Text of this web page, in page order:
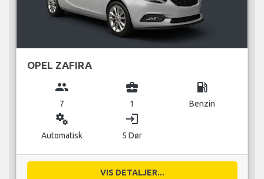
OPEL ZAFIRA
group
7
business_center
1
local_gas_station
Benzin
miscellaneous_services
Automatisk
login
5 Dør
VIS DETALJER...